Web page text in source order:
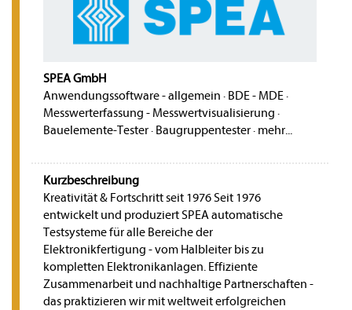
SPEA GmbH
Anwendungssoftware - allgemein · BDE - MDE·
Messwerterfassung - Messwertvisualisierung ·
Bauelemente-Tester· Baugruppentester· mehr...
Kurzbeschreibung
Kreativität & Fortschritt seit 1976 Seit 1976
entwickelt und produziert SPEA automatische
Testsysteme für alle Bereiche der
Elektronikfertigung - vom Halbleiter bis zu
kompletten Elektronikanlagen. Effiziente
Zusammenarbeit und nachhaltige Partnerschaften -
das praktizieren wir mit weltweit erfolgreichen